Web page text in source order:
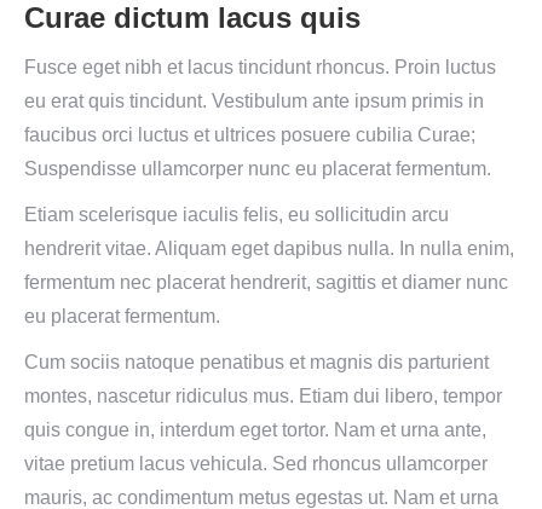
Curae dictum lacus quis
Fusce eget nibh et lacus tincidunt rhoncus. Proin luctus
eu erat quis tincidunt. Vestibulum ante ipsum primis in
faucibus orci luctus et ultrices posuere cubilia Curae;
Suspendisse ullamcorper nunc eu placerat fermentum.
Etiam scelerisque iaculis felis, eu sollicitudin arcu
hendrerit vitae. Aliquam eget dapibus nulla. In nulla enim,
fermentum nec placerat hendrerit, sagittis et diamer nunc
eu placerat fermentum.
Cum sociis natoque penatibus et magnis dis parturient
montes, nascetur ridiculus mus. Etiam dui libero, tempor
quis congue in, interdum eget tortor. Nam et urna ante,
vitae pretium lacus vehicula. Sed rhoncus ullamcorper
mauris, ac condimentum metus egestas ut. Nam et urna